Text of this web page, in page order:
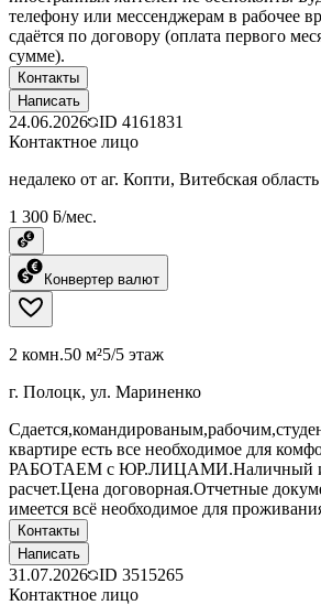
телефону или мессенджерам в рабочее
сдаётся по договору (оплата первого
сумме).
Контакты
Написать
24.06.2026 ID 4161831
Контактное лицо
недалеко от аг. Копти, Витебская область
1 300 ƃ/мес.
Конвертер валют
2 комн.50 м²5/5 этаж
г. Полоцк, ул. Мариненко
квартире есть все необходимое для
РАБОТАЕМ с ЮР.ЛИЦАМИ.Наличный и
расчет.Цена договорная.Отчетные
имеется всё необходимое для
Контакты
Написать
31.07.2026 ID 3515265
Контактное лицо